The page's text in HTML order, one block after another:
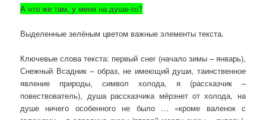
А что же там, у меня на душе-то?
Выделенные зелёным цветом важные элементы текста.
Ключевые слова текста: первый снег (начало зимы – январь),
Снежный Всадник – образ, не имеющий души, таинственное
явление природы, символ холода, я (рассказчик –
повествователь), душа рассказчика мёрзнет от холода, на
душе ничего особенного не было … «кроме валенок с